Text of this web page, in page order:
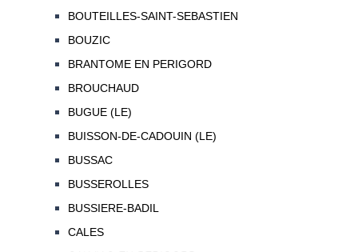
BOUTEILLES-SAINT-SEBASTIEN
BOUZIC
BRANTOME EN PERIGORD
BROUCHAUD
BUGUE (LE)
BUISSON-DE-CADOUIN (LE)
BUSSAC
BUSSEROLLES
BUSSIERE-BADIL
CALES